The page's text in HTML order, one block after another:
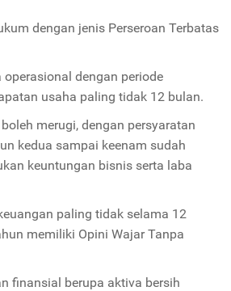
dengan jenis Perseroan Terbatas
dengan periode
usaha paling tidak 12 bulan.
merugi, dengan persyaratan
kedua sampai keenam sudah
keuntungan bisnis serta laba
paling tidak selama 12
memiliki Opini Wajar Tanpa
finansial berupa aktiva bersih